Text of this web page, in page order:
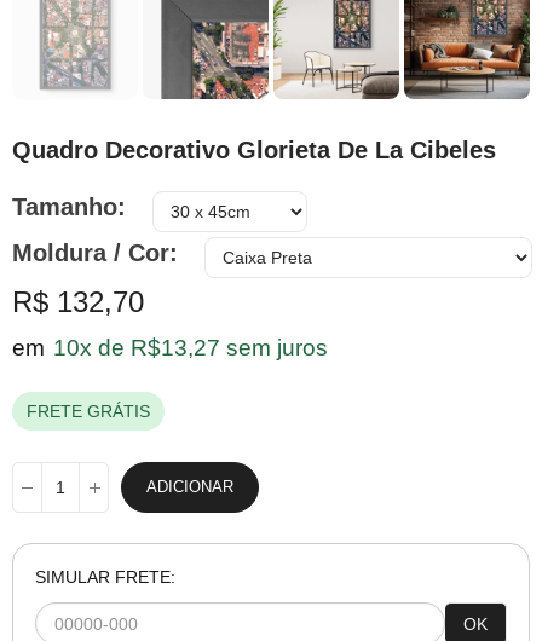
Quadro Decorativo Glorieta De La Cibeles
Tamanho
Moldura / Cor
R$ 132,70
em 10x de R$13,27 sem juros
FRETE GRÁTIS
ADICIONAR
SIMULAR FRETE:
OK